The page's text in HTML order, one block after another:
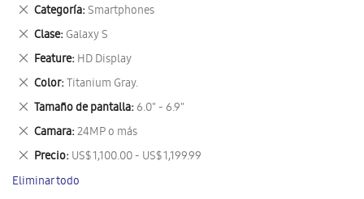
Categoría Smartphones
Eliminar
este
artículo
Clase Galaxy S
Eliminar
este
artículo
Feature HD Display
Eliminar
este
artículo
Color Titanium Gray.
Eliminar
este
artículo
Tamaño de pantalla 6.0" - 6.9"
Eliminar
este
artículo
Camara 24MP o más
Eliminar
este
artículo
Precio US$ 1,100.00 - US$ 1,199.99
Eliminar
este
artículo
Eliminar todo